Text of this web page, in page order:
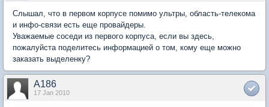
Слышал, что в первом корпусе помимо ультры, область-телекома
и инфо-связи есть еще провайдеры.
Уважаемые соседи из первого корпуса, если вы здесь,
пожалуйста поделитесь информацией о том, кому еще можно
заказать выделенку?
A186
17 Jan 2010